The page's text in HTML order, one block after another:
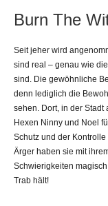
Burn The
Seit jeher wird
sind real – genau wie
sind. Die gewöhnliche
denn lediglich die
sehen. Dort, in der
Hexen Ninny und Noel
Schutz und der
Ärger haben sie mit
Schwierigkeiten
Trab hält!